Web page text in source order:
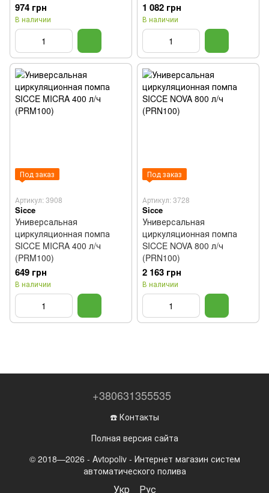
974 грн
В наличии
1 082 грн
В наличии
Под заказ
Артикул: 3908
Sicce
Универсальная
циркуляционная помпа
SICCE MICRA 400 л/ч
(PRM100)
649 грн
В наличии
Под заказ
Артикул: 3728
Sicce
Универсальная
циркуляционная помпа
SICCE NOVA 800 л/ч
(PRN100)
2 163 грн
В наличии
+380631355535
☎️ Контакты
Полная версия сайта
© 2018—2026 - Avtopoliv - Интернет магазин систем
автоматического полива
Укр Рус